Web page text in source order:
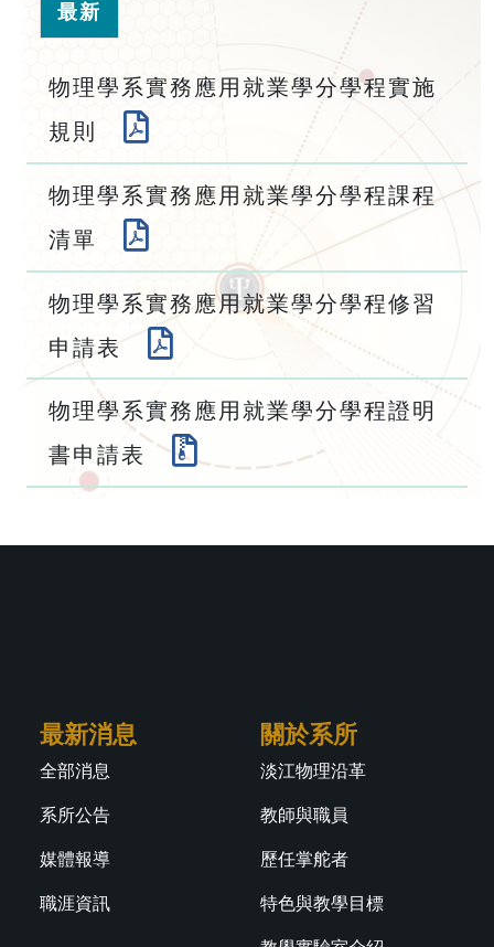
最新
物理學系實務應用就業學分學程實施
規則
物理學系實務應用就業學分學程課程
清單
物理學系實務應用就業學分學程修習
申請表
物理學系實務應用就業學分學程證明
書申請表
最新消息
全部消息
系所公告
媒體報導
職涯資訊
關於系所
淡江物理沿革
教師與職員
歷任掌舵者
特色與教學目標